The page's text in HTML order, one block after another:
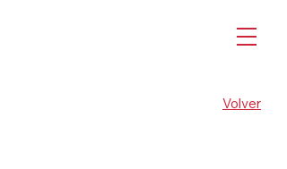
Volver